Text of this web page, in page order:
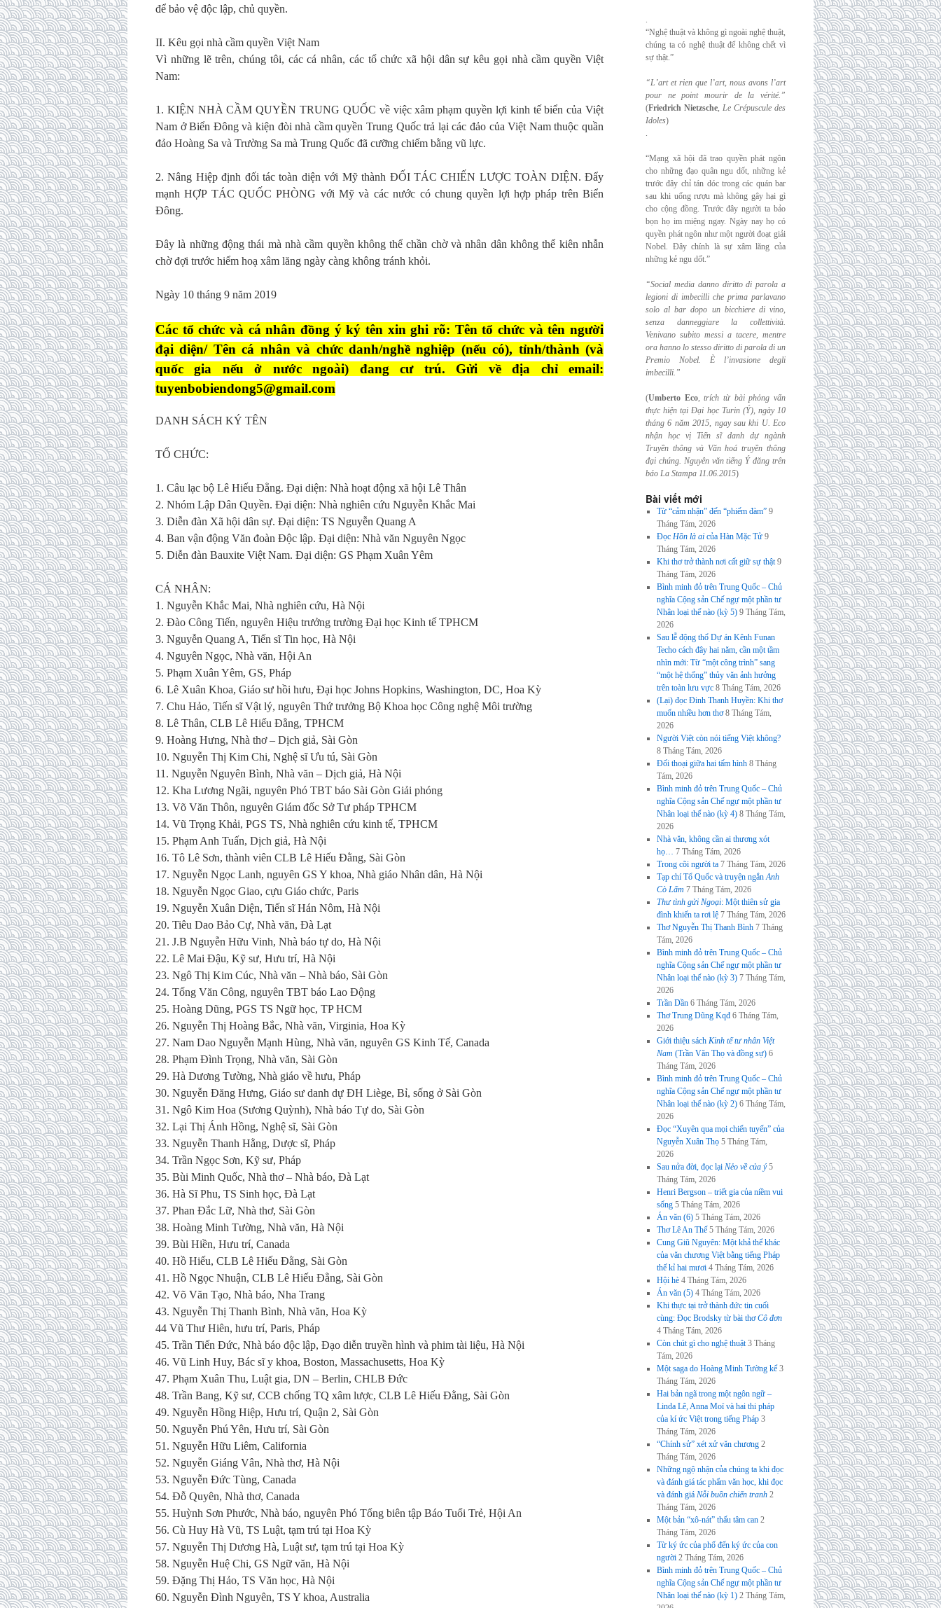
để bảo vệ độc lập, chủ quyền.
II. Kêu gọi nhà cầm quyền Việt Nam
Vì những lẽ trên, chúng tôi, các cá nhân, các tổ chức xã hội dân sự kêu gọi nhà cầm quyền Việt
Nam:
1. KIỆN NHÀ CẦM QUYỀN TRUNG QUỐC về việc xâm phạm quyền lợi kinh tế biển của Việt
Nam ở Biển Đông và kiện đòi nhà cầm quyền Trung Quốc trả lại các đảo của Việt Nam thuộc quần
đảo Hoàng Sa và Trường Sa mà Trung Quốc đã cưỡng chiếm bằng vũ lực.
2. Nâng Hiệp định đối tác toàn diện với Mỹ thành ĐỐI TÁC CHIẾN LƯỢC TOÀN DIỆN. Đẩy
mạnh HỢP TÁC QUỐC PHÒNG với Mỹ và các nước có chung quyền lợi hợp pháp trên Biển
Đông.
Đây là những động thái mà nhà cầm quyền không thể chần chờ và nhân dân không thể kiên nhẫn
chờ đợi trước hiểm hoạ xâm lăng ngày càng không tránh khỏi.
Ngày 10 tháng 9 năm 2019
Các tổ chức và cá nhân đồng ý ký tên xin ghi rõ: Tên tổ chức và tên người
đại diện/ Tên cá nhân và chức danh/nghề nghiệp (nếu có), tỉnh/thành (và
quốc gia nếu ở nước ngoài) đang cư trú. Gửi về địa chỉ email:
tuyenbobiendong5@gmail.com
DANH SÁCH KÝ TÊN
TỔ CHỨC:
1. Câu lạc bộ Lê Hiếu Đằng. Đại diện: Nhà hoạt động xã hội Lê Thân
2. Nhóm Lập Dân Quyền. Đại diện: Nhà nghiên cứu Nguyễn Khắc Mai
3. Diễn đàn Xã hội dân sự. Đại diện: TS Nguyễn Quang A
4. Ban vận động Văn đoàn Độc lập. Đại diện: Nhà văn Nguyên Ngọc
5. Diễn đàn Bauxite Việt Nam. Đại diện: GS Phạm Xuân Yêm
CÁ NHÂN:
1. Nguyễn Khắc Mai, Nhà nghiên cứu, Hà Nội
2. Đào Công Tiến, nguyên Hiệu trưởng trường Đại học Kinh tế TPHCM
3. Nguyễn Quang A, Tiến sĩ Tin học, Hà Nội
4. Nguyên Ngọc, Nhà văn, Hội An
5. Phạm Xuân Yêm, GS, Pháp
6. Lê Xuân Khoa, Giáo sư hồi hưu, Đại học Johns Hopkins, Washington, DC, Hoa Kỳ
7. Chu Hảo, Tiến sĩ Vật lý, nguyên Thứ trưởng Bộ Khoa học Công nghệ Môi trường
8. Lê Thân, CLB Lê Hiếu Đằng, TPHCM
9. Hoàng Hưng, Nhà thơ – Dịch giả, Sài Gòn
10. Nguyễn Thị Kim Chi, Nghệ sĩ Ưu tú, Sài Gòn
11. Nguyễn Nguyên Bình, Nhà văn – Dịch giả, Hà Nội
12. Kha Lương Ngãi, nguyên Phó TBT báo Sài Gòn Giải phóng
13. Võ Văn Thôn, nguyên Giám đốc Sở Tư pháp TPHCM
14. Vũ Trọng Khải, PGS TS, Nhà nghiên cứu kinh tế, TPHCM
15. Phạm Anh Tuấn, Dịch giả, Hà Nội
16. Tô Lê Sơn, thành viên CLB Lê Hiếu Đằng, Sài Gòn
17. Nguyễn Ngọc Lanh, nguyên GS Y khoa, Nhà giáo Nhân dân, Hà Nội
18. Nguyễn Ngọc Giao, cựu Giáo chức, Paris
19. Nguyễn Xuân Diện, Tiến sĩ Hán Nôm, Hà Nội
20. Tiêu Dao Bảo Cự, Nhà văn, Đà Lạt
21. J.B Nguyễn Hữu Vinh, Nhà báo tự do, Hà Nội
22. Lê Mai Đậu, Kỹ sư, Hưu trí, Hà Nội
23. Ngô Thị Kim Cúc, Nhà văn – Nhà báo, Sài Gòn
24. Tống Văn Công, nguyên TBT báo Lao Động
25. Hoàng Dũng, PGS TS Ngữ học, TP HCM
26. Nguyễn Thị Hoàng Bắc, Nhà văn, Virginia, Hoa Kỳ
27. Nam Dao Nguyễn Mạnh Hùng, Nhà văn, nguyên GS Kinh Tế, Canada
28. Phạm Đình Trọng, Nhà văn, Sài Gòn
29. Hà Dương Tường, Nhà giáo về hưu, Pháp
30. Nguyễn Đăng Hưng, Giáo sư danh dự ĐH Liège, Bỉ, sống ở Sài Gòn
31. Ngô Kim Hoa (Sương Quỳnh), Nhà báo Tự do, Sài Gòn
32. Lại Thị Ánh Hồng, Nghệ sĩ, Sài Gòn
33. Nguyễn Thanh Hằng, Dược sĩ, Pháp
34. Trần Ngọc Sơn, Kỹ sư, Pháp
35. Bùi Minh Quốc, Nhà thơ – Nhà báo, Đà Lạt
36. Hà Sĩ Phu, TS Sinh học, Đà Lạt
37. Phan Đắc Lữ, Nhà thơ, Sài Gòn
38. Hoàng Minh Tường, Nhà văn, Hà Nội
39. Bùi Hiền, Hưu trí, Canada
40. Hồ Hiếu, CLB Lê Hiếu Đằng, Sài Gòn
41. Hồ Ngọc Nhuận, CLB Lê Hiếu Đằng, Sài Gòn
42. Võ Văn Tạo, Nhà báo, Nha Trang
43. Nguyễn Thị Thanh Bình, Nhà văn, Hoa Kỳ
44 Vũ Thư Hiên, hưu trí, Paris, Pháp
45. Trần Tiến Đức, Nhà báo độc lập, Đạo diễn truyền hình và phim tài liệu, Hà Nội
46. Vũ Linh Huy, Bác sĩ y khoa, Boston, Massachusetts, Hoa Kỳ
47. Phạm Xuân Thu, Luật gia, DN – Berlin, CHLB Đức
48. Trần Bang, Kỹ sư, CCB chống TQ xâm lược, CLB Lê Hiếu Đằng, Sài Gòn
49. Nguyễn Hồng Hiệp, Hưu trí, Quận 2, Sài Gòn
50. Nguyễn Phú Yên, Hưu trí, Sài Gòn
51. Nguyễn Hữu Liêm, California
52. Nguyễn Giáng Vân, Nhà thơ, Hà Nội
53. Nguyễn Đức Tùng, Canada
54. Đỗ Quyên, Nhà thơ, Canada
55. Huỳnh Sơn Phước, Nhà báo, nguyên Phó Tổng biên tập Báo Tuổi Trẻ, Hội An
56. Cù Huy Hà Vũ, TS Luật, tạm trú tại Hoa Kỳ
57. Nguyễn Thị Dương Hà, Luật sư, tạm trú tại Hoa Kỳ
58. Nguyễn Huệ Chi, GS Ngữ văn, Hà Nội
59. Đặng Thị Hảo, TS Văn học, Hà Nội
60. Nguyễn Đình Nguyên, TS Y khoa, Australia
.
“Nghệ thuật và không gì ngoài nghệ thuật,
chúng ta có nghệ thuật để không chết vì
sự thật.”
“L’art et rien que l’art, nous avons l’art
pour ne point mourir de la vérité.”
(Friedrich Nietzsche, Le Crépuscule des
Idoles)
.
“Mạng xã hội đã trao quyền phát ngôn
cho những đạo quân ngu dốt, những kẻ
trước đây chỉ tán dóc trong các quán bar
sau khi uống rượu mà không gây hại gì
cho cộng đồng. Trước đây người ta bảo
bọn họ im miệng ngay. Ngày nay họ có
quyền phát ngôn như một người đoạt giải
Nobel. Đây chính là sự xâm lăng của
những kẻ ngu dốt.”
“Social media danno diritto di parola a
legioni di imbecilli che prima parlavano
solo albar dopo un bicchiere di vino,
senza danneggiare la collettività.
Venivano subito messi a tacere, mentre
ora hanno lo stesso diritto di parola di un
Premio Nobel. È l’invasione degli
imbecilli.”
(Umberto Eco,trích từ bài phỏng vấn
thực hiện tại Đại học Turin (Ý), ngày 10
tháng 6 năm 2015, ngay sau khi U. Eco
nhận học vị Tiến sĩ danh dự ngành
Truyền thông và Văn hoá truyền thông
đại chúng. Nguyên văn tiếng Ý đăng trên
báo La Stampa 11.06.2015)
Bài viết mới
Từ “cảm nhận” đến “phiếm đàm” 9
Tháng Tám, 2026
Đọc Hồn là aicủa Hàn Mặc Tử 9
Tháng Tám, 2026
Khi thơ trở thành nơi cất giữ sự thật 9
Tháng Tám, 2026
Bình minh đỏ trên Trung Quốc – Chủ
nghĩa Cộng sản Chế ngự một phần tư
Nhân loại thế nào (kỳ 5) 9 Tháng Tám,
2026
Sau lễ động thổ Dự án Kênh Funan
Techo cách đây hai năm, cần một tầm
nhìn mới: Từ “một công trình” sang
“một hệ thống” thủy văn ảnh hưởng
trên toàn lưu vực 8 Tháng Tám, 2026
(Lại) đọc Đinh Thanh Huyền: Khi thơ
muốn nhiều hơn thơ 8 Tháng Tám,
2026
Người Việt còn nói tiếng Việt không?
8 Tháng Tám, 2026
Đối thoại giữa hai tấm hình 8 Tháng
Tám, 2026
Bình minh đỏ trên Trung Quốc – Chủ
nghĩa Cộng sản Chế ngự một phần tư
Nhân loại thế nào (kỳ 4) 8 Tháng Tám,
2026
Nhà văn, không cần ai thương xót
họ… 7 Tháng Tám, 2026
Trong cõi người ta 7 Tháng Tám, 2026
Tạp chí Tổ Quốc và truyện ngắnAnh
Cò Lấm 7 Tháng Tám, 2026
Thư tình gửi Ngoại: Một thiên sử gia
đình khiến ta rơi lệ 7 Tháng Tám, 2026
Thơ Nguyễn Thị Thanh Bình 7 Tháng
Tám, 2026
Bình minh đỏ trên Trung Quốc – Chủ
nghĩa Cộng sản Chế ngự một phần tư
Nhân loại thế nào (kỳ 3) 7 Tháng Tám,
2026
Trần Dần 6 Tháng Tám, 2026
Thơ Trung Dũng Kqđ 6 Tháng Tám,
2026
Giới thiệu sách Kinh tế tư nhân Việt
Nam (Trần Văn Thọ và đồng sự) 6
Tháng Tám, 2026
Bình minh đỏ trên Trung Quốc – Chủ
nghĩa Cộng sản Chế ngự một phần tư
Nhân loại thế nào (kỳ 2) 6 Tháng Tám,
2026
Đọc “Xuyên qua mọi chiến tuyến” của
Nguyễn Xuân Thọ 5 Tháng Tám,
2026
Sau nửa đời, đọc lại Nẻo về của ý 5
Tháng Tám, 2026
Henri Bergson – triết gia của niềm vui
sống 5 Tháng Tám, 2026
Án văn (6) 5 Tháng Tám, 2026
Thơ Lê An Thế 5 Tháng Tám, 2026
Cung Giũ Nguyên: Một khả thể khác
của văn chương Việt bằng tiếng Pháp
thế kỉ hai mươi 4 Tháng Tám, 2026
Hội hè 4 Tháng Tám, 2026
Án văn (5) 4 Tháng Tám, 2026
Khi thực tại trở thành đức tin cuối
cùng: Đọc Brodsky từ bài thơCô đơn
4 Tháng Tám, 2026
Còn chút gì cho nghệ thuật 3 Tháng
Tám, 2026
Một saga do Hoàng Minh Tường kể 3
Tháng Tám, 2026
Hai bản ngã trong một ngôn ngữ –
Linda Lê, Anna Moï và hai thi pháp
của kí ức Việt trong tiếng Pháp 3
Tháng Tám, 2026
“Chính sử” xét xử văn chương 2
Tháng Tám, 2026
Những ngộ nhận của chúng ta khi đọc
và đánh giá tác phẩm văn học, khi đọc
và đánh giá Nỗi buồn chiến tranh 2
Tháng Tám, 2026
Một bản “xô-nát” thấu tâm can 2
Tháng Tám, 2026
Từ ký ức của phố đến ký ức của con
người 2 Tháng Tám, 2026
Bình minh đỏ trên Trung Quốc – Chủ
nghĩa Cộng sản Chế ngự một phần tư
Nhân loại thế nào (kỳ 1) 2 Tháng Tám,